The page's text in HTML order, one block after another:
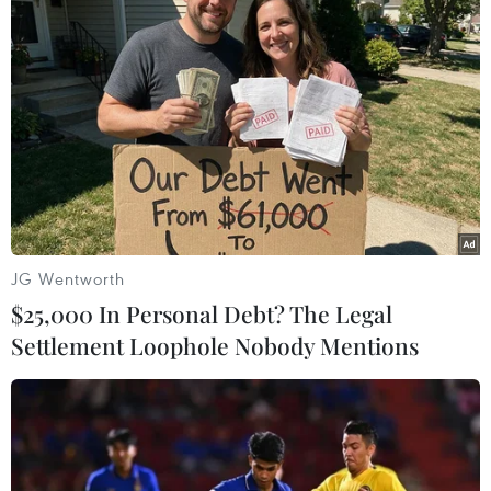
(Vietnam+)
JG Wentworth
$25,000 In Personal Debt? The Legal
Settlement Loophole Nobody Mentions